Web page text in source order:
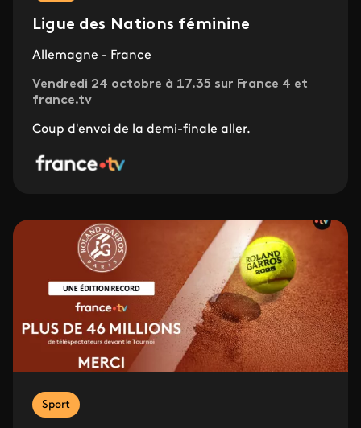
Ligue des Nations féminine
Allemagne - France
Vendredi 24 octobre à 17.35 sur France 4 et
france.tv
Coup d'envoi de la demi-finale aller.
Sport